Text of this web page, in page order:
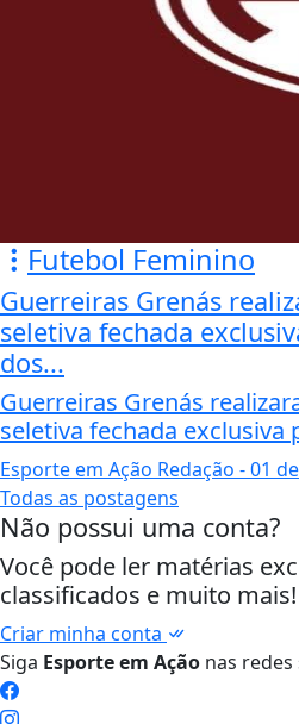
Futebol Feminino
Guerreiras Grenás
seletiva fechada
dos...
Guerreiras Grenás
seletiva fechada exclusiva
Esporte em Ação Redação - 01
Todas as postagens
Não possui uma conta?
Você pode ler matérias
classificados e muito mais!
Criar minha conta
Siga Esporte em Ação nas redes